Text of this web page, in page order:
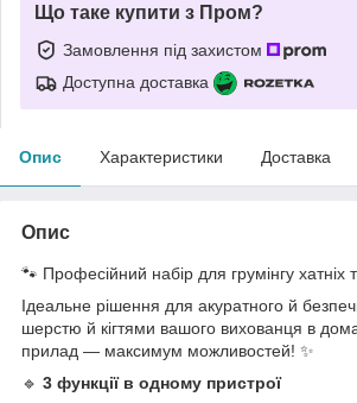
Що таке купити з Пром?
Замовлення під захистом
Доступна доставка
Опис Характеристики Доставка
Опис
🐾 Професійний набір для грумінгу хатніх
Ідеальне рішення для акуратного й
шерстю й кігтями вашого вихованця в
прилад — максимум можливостей! ✨
🔹 3 функції в одному пристрої